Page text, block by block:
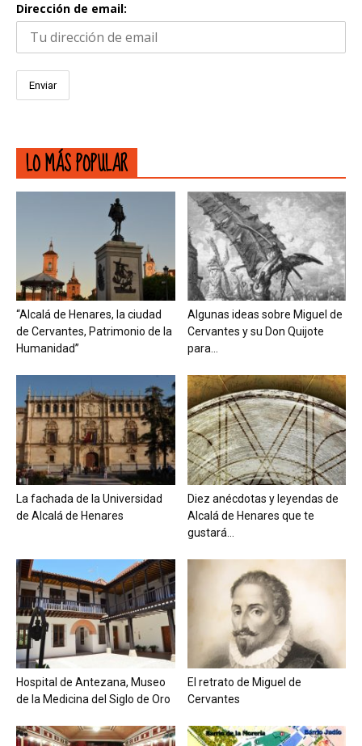
Dirección de email:
LO MÁS POPULAR
“Alcalá de Henares, la ciudad
de Cervantes, Patrimonio de la
Humanidad”
Algunas ideas sobre Miguel de
Cervantes y su Don Quijote
para...
La fachada de la Universidad
de Alcalá de Henares
Diez anécdotas y leyendas de
Alcalá de Henares que te
gustará...
Hospital de Antezana, Museo
de la Medicina del Siglo de Oro
El retrato de Miguel de
Cervantes